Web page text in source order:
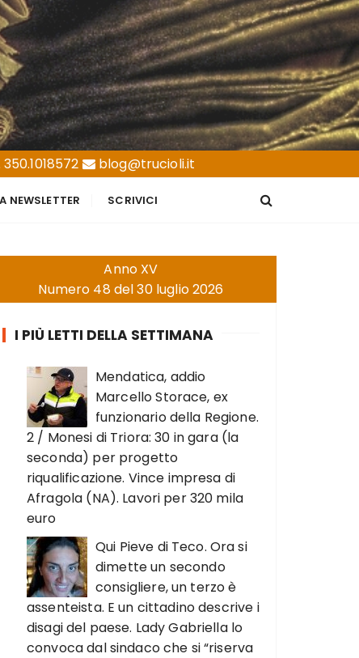
blog@trucioli.it
NEWSLETTER SCRIVICI
Anno XV
Numero 48 del 30 luglio 2026
I PIÙ LETTI DELLA SETTIMANA
Mendatica, addio
Marcello Storace, ex
funzionario della Regione.
2 / Monesi di Triora: 30 in gara (la
seconda) per progetto
riqualificazione. Vince impresa di
Afragola (NA). Lavori per 320 mila
euro
Qui Pieve di Teco. Ora si
dimette un secondo
consigliere, un terzo è
assenteista. E un cittadino descrive i
disagi del paese. Lady Gabriella lo
convoca dal sindaco che si “riserva